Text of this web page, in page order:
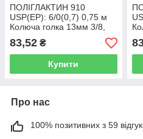
ПОЛІГЛАКТИН 910
USP(EP): 6/0(0,7) 0,75 м
Колюча голка 13мм 3/8,
OPUSMED®
83,52 ₴
Купити
Про нас
100% позитивних з 59